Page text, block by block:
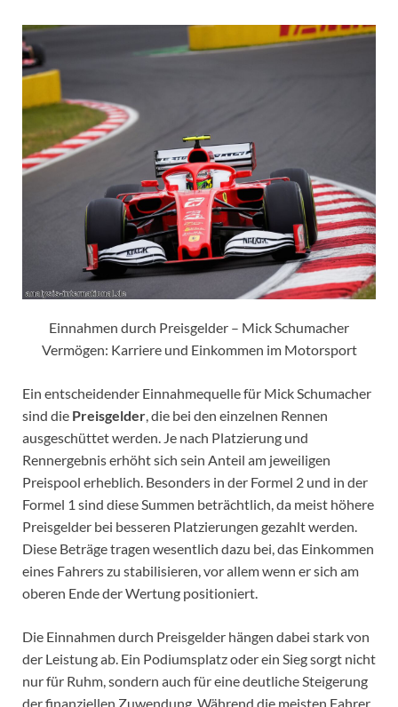
Einnahmen durch Preisgelder – Mick Schumacher
Vermögen: Karriere und Einkommen im Motorsport
Ein entscheidender Einnahmequelle für Mick Schumacher
sind die Preisgelder, die bei den einzelnen Rennen
ausgeschüttet werden. Je nach Platzierung und
Rennergebnis erhöht sich sein Anteil am jeweiligen
Preispool erheblich. Besonders in der Formel 2 und in der
Formel 1 sind diese Summen beträchtlich, da meist höhere
Preisgelder bei besseren Platzierungen gezahlt werden.
Diese Beträge tragen wesentlich dazu bei, das Einkommen
eines Fahrers zu stabilisieren, vor allem wenn er sich am
oberen Ende der Wertung positioniert.
Die Einnahmen durch Preisgelder hängen dabei stark von
der Leistung ab. Ein Podiumsplatz oder ein Sieg sorgt nicht
nur für Ruhm, sondern auch für eine deutliche Steigerung
der finanziellen Zuwendung. Während die meisten Fahrer